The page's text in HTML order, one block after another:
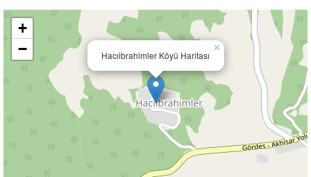
Hacıibrahimler Köyü Haritası
×
+
−